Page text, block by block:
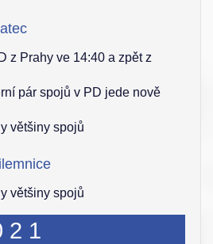
z Prahy ve 14:40 a zpět z
pár spojů v PD jede nově
většiny spojů
většiny spojů